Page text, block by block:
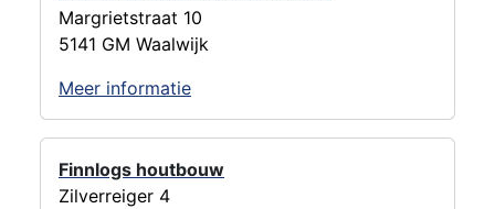
Margrietstraat 10
5141 GM Waalwijk
Meer informatie
Finnlogs houtbouw
Zilverreiger 4